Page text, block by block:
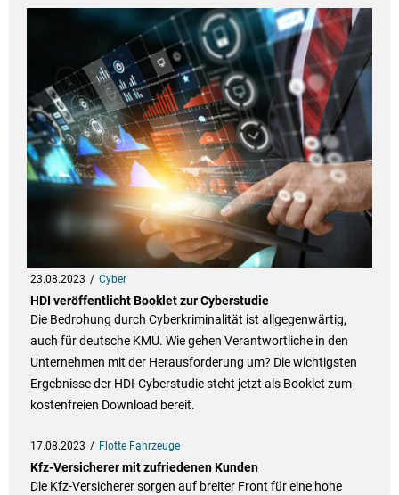
23.08.2023 Cyber
HDI veröffentlicht Booklet zur Cyberstudie
Die Bedrohung durch Cyberkriminalität ist allgegenwärtig,
auch für deutsche KMU. Wie gehen Verantwortliche in den
Unternehmen mit der Herausforderung um? Die wichtigsten
Ergebnisse der HDI-Cyberstudie steht jetzt als Booklet zum
kostenfreien Download bereit.
17.08.2023 Flotte Fahrzeuge
Kfz-Versicherer mit zufriedenen Kunden
Die Kfz-Versicherer sorgen auf breiter Front für eine hohe